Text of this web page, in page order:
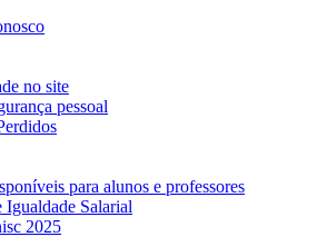
no site
pessoal
para alunos e professores
Igualdade Salarial
2025